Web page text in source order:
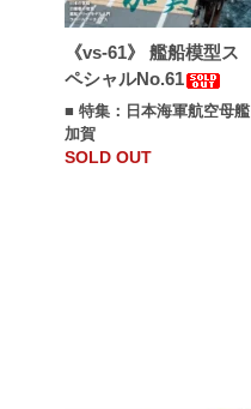
《vs-61》 艦船模型ス
ペシャルNo.61
■ 特集：日本海軍航空母艦
加賀
SOLD OUT